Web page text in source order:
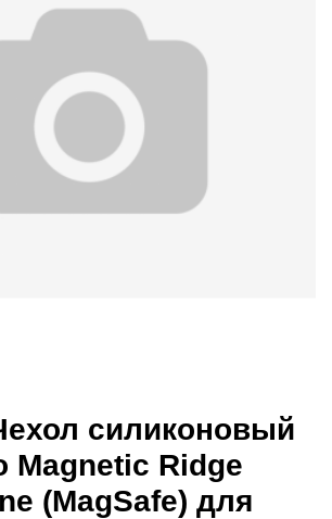
силиконовый
Magnetic Ridge
(MagSafe) для